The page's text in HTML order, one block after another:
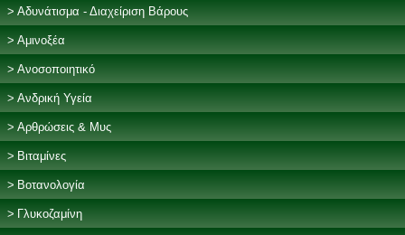
Αδυνάτισμα - Διαχείριση Βάρους
Αμινοξέα
Ανοσοποιητικό
Ανδρική Υγεία
Αρθρώσεις & Μυς
Βιταμίνες
Βοτανολογία
Γλυκοζαμίνη